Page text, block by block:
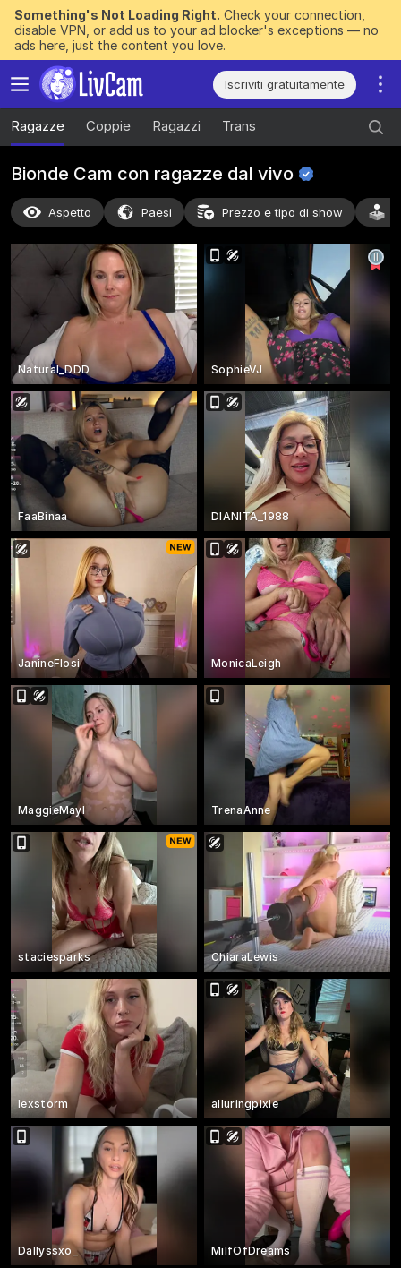
Something's Not Loading Right. Check your connection,
disable VPN, or add us to your ad blocker's exceptions — no
ads here, just the content you love.
Iscriviti gratuitamente
Ragazze Coppie Ragazzi Trans
Bionde Cam con ragazze dal vivo
Aspetto Paesi Prezzo e tipo di show
Natural_DDD SophieVJ
FaaBinaa DIANITA_1988
JanineFlosi MonicaLeigh
MaggieMayI TrenaAnne
staciesparks ChiaraLewis
lexstorm alluringpixie
Dallyssxo_ MilfOfDreams